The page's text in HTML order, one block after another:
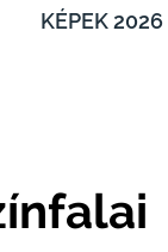
KÉPEK 2026